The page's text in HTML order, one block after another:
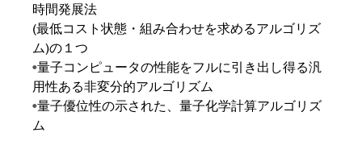
時間発展法
(最低コスト状態・組み合わせを求めるアルゴリズ
ム)の１つ
•量子コンピュータの性能をフルに引き出し得る汎
用性ある非変分的アルゴリズム
•量子優位性の示された、量子化学計算アルゴリズ
ム